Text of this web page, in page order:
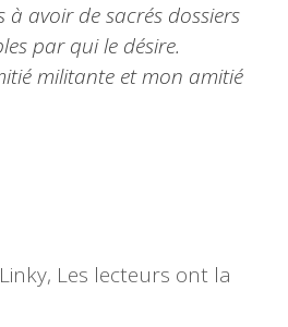
avoir de sacrés dossiers
par qui le désire.
militante et mon amitié
, Les lecteurs ont la